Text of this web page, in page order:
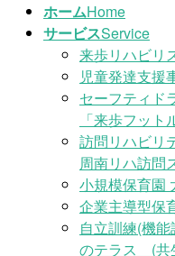
ホームHome
サービスService
来歩リハビリ
児童発達支
セーフティド
「来歩フット
訪問リハビリ
周南リハ訪問
小規模保育園
企業主導型保
自立訓練(機
のテラス (共